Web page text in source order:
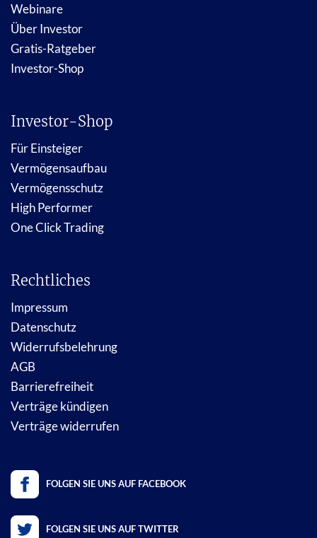
Webinare
Über Investor
Gratis-Ratgeber
Investor-Shop
Investor-Shop
Für Einsteiger
Vermögensaufbau
Vermögensschutz
High Performer
One Click Trading
Rechtliches
Impressum
Datenschutz
Widerrufsbelehrung
AGB
Barrierefreiheit
Verträge kündigen
Verträge widerrufen
FOLGEN SIE UNS AUF FACEBOOK
FOLGEN SIE UNS AUF TWITTER